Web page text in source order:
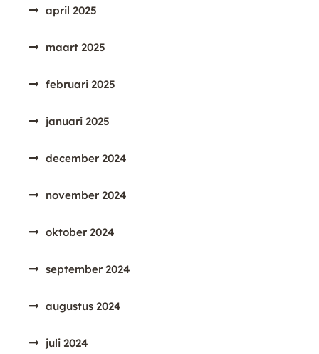
april 2025
maart 2025
februari 2025
januari 2025
december 2024
november 2024
oktober 2024
september 2024
augustus 2024
juli 2024